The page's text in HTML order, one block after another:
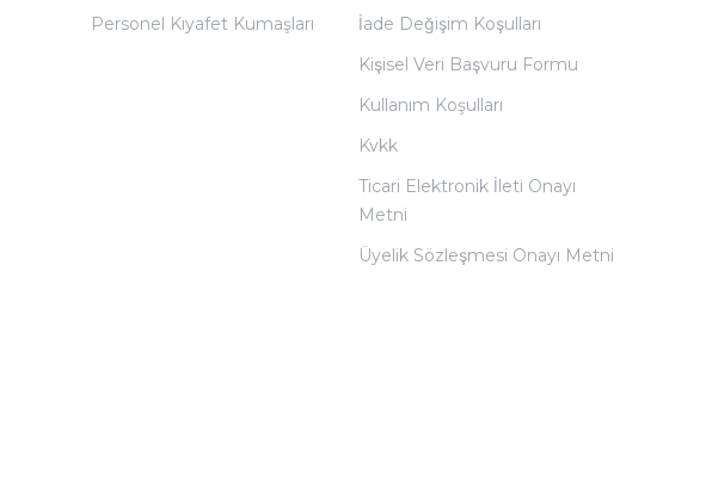
Personel Kıyafet Kumaşları
İade Değişim Koşulları
Kişisel Veri Başvuru Formu
Kullanım Koşulları
Kvkk
Ticari Elektronik İleti Onayı
Metni
Üyelik Sözleşmesi Onayı Metni